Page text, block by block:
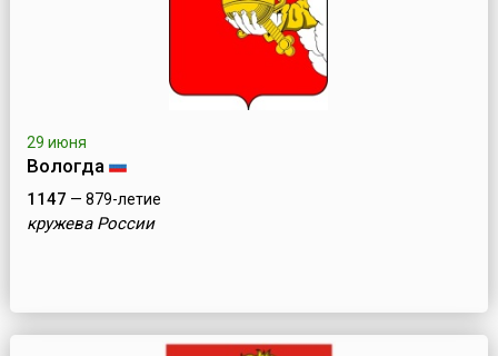
29 июня
Вологда
1147 — 879-летие
кружева России